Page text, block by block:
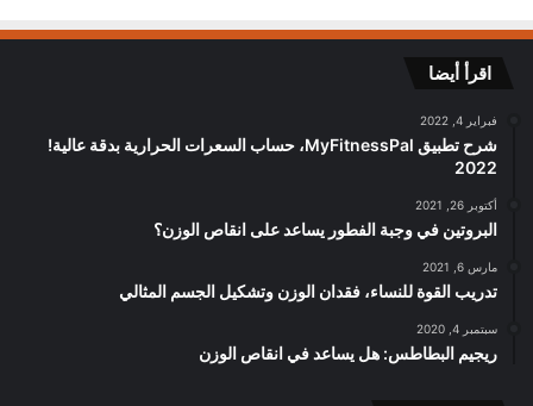
اقرأ أيضا
فبراير 4, 2022
شرح تطبيق MyFitnessPal، حساب السعرات الحرارية بدقة عالية!
2022
أكتوبر 26, 2021
البروتين في وجبة الفطور يساعد على انقاص الوزن؟
مارس 6, 2021
تدريب القوة للنساء، فقدان الوزن وتشكيل الجسم المثالي
سبتمبر 4, 2020
ريجيم البطاطس: هل يساعد في انقاص الوزن